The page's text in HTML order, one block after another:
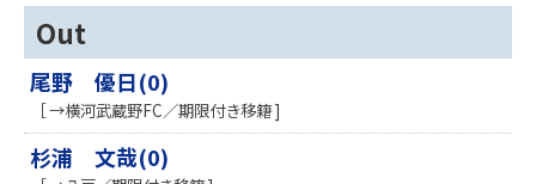
Out
尾野 優日(0)
［ →横河武蔵野FC／期限付き移籍 ]
杉浦 文哉(0)